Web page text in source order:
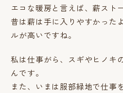
エコな暖房と言えば、薪スト
昔は薪は手に入りやすかった
ルが高いですね。
私は仕事がら、スギやヒノキ
んです。
また、いまは服部緑地で仕事